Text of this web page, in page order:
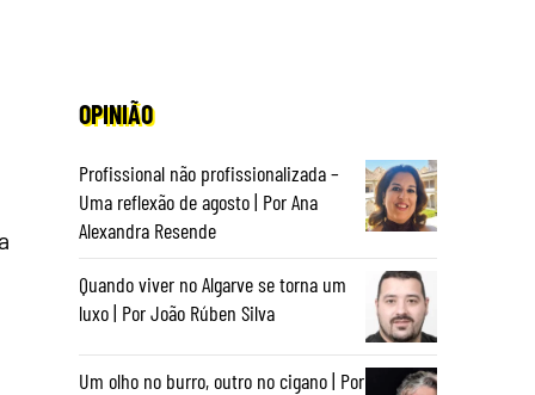
OPINIÃO
Profissional não profissionalizada –
Uma reflexão de agosto | Por Ana
Alexandra Resende
Quando viver no Algarve se torna um
luxo | Por João Rúben Silva
Um olho no burro, outro no cigano | Por